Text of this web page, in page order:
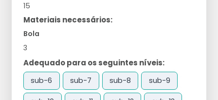
15
Materiais necessários:
Bola
3
Adequado para os seguintes níveis:
sub-6 sub-7 sub-8 sub-9